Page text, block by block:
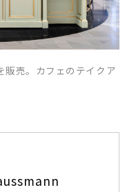
販売。カフェのテイクア